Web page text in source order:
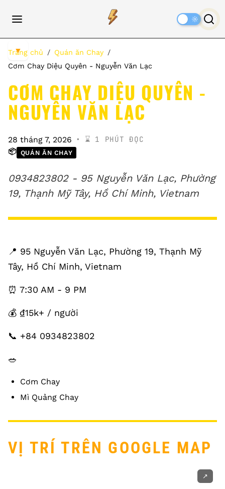
Trang chủ
Quán ăn Chay
Cơm Chay Diệu Quyên - Nguyễn Văn Lạc
CƠM CHAY DIỆU QUYÊN -
NGUYỄN VĂN LẠC
28 tháng 7, 2026 ⌛️ 1 PHÚT ĐỌC
📦 QUÁN ĂN CHAY
0934823802 - 95 Nguyễn Văn Lạc, Phường
19, Thạnh Mỹ Tây, Hồ Chí Minh, Vietnam
📍 95 Nguyễn Văn Lạc, Phường 19, Thạnh Mỹ
Tây, Hồ Chí Minh, Vietnam
⏰ 7:30 AM - 9 PM
💰 ₫15k+ / người
📞 +84 0934823802
🥗
Cơm Chay
Mì Quảng Chay
VỊ TRÍ TRÊN GOOGLE MAP
↗️
▼